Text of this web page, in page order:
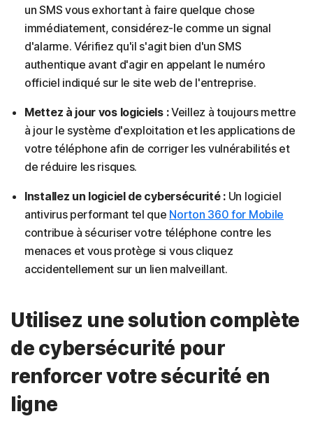
un SMS vous exhortant à faire quelque chose
immédiatement, considérez-le comme un signal
d'alarme. Vérifiez qu'il s'agit bien d'un SMS
authentique avant d'agir en appelant le numéro
officiel indiqué sur le site web de l'entreprise.
Mettez à jour vos logiciels :Veillez à toujours mettre
à jour le système d'exploitation et les applications de
votre téléphone afin de corriger les vulnérabilités et
de réduire les risques.
Installez un logiciel de cybersécurité : Un logiciel
antivirus performant tel que Norton 360 for Mobile
contribue à sécuriser votre téléphone contre les
menaces et vous protège si vous cliquez
accidentellement sur un lien malveillant.
Utilisez une solution complète
de cybersécurité pour
renforcer votre sécurité en
ligne